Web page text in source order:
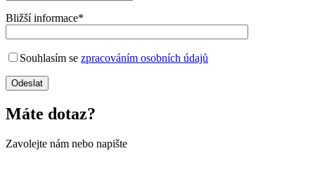
Bližší informace*
Souhlasím se zpracováním osobních údajů
Máte dotaz?
Zavolejte nám nebo napište